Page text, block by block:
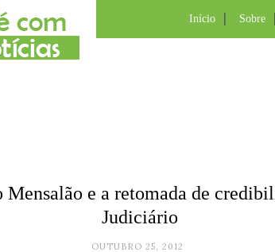
Início Sobre
Mensalão e a retomada de
Judiciário
OUTUBRO 25, 2012